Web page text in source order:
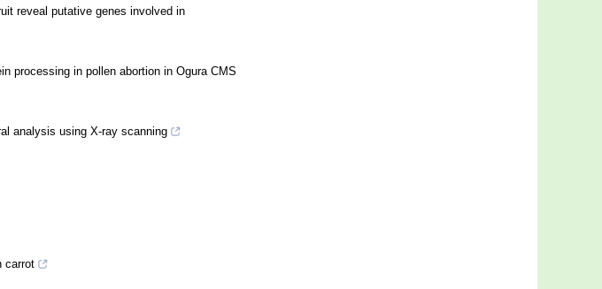
reveal putative genes involved in
processing in pollen abortion in Ogura CMS
analysis using X-ray scanning
carrot